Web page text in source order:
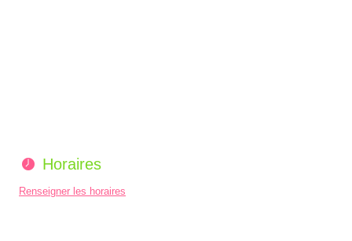
Horaires
Renseigner les horaires